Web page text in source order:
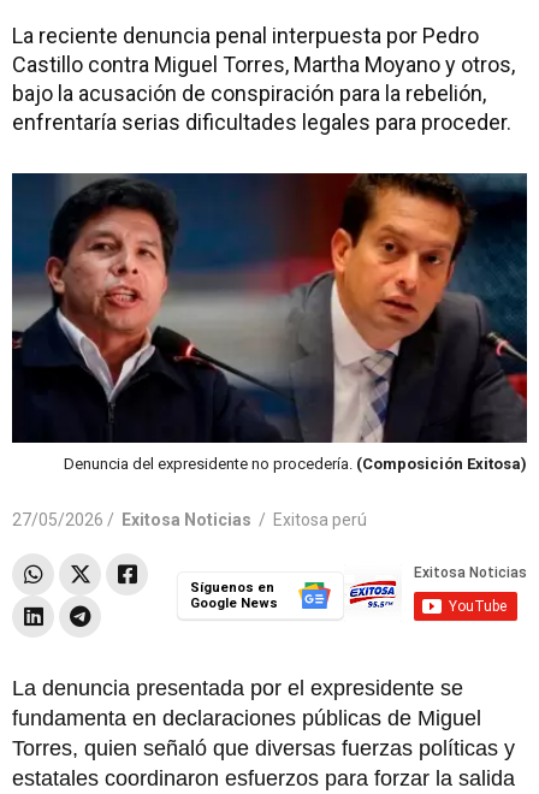
La reciente denuncia penal interpuesta por Pedro
Castillo contra Miguel Torres, Martha Moyano y otros,
bajo la acusación de conspiración para la rebelión,
enfrentaría serias dificultades legales para proceder.
Denuncia del expresidente no procedería. (Composición Exitosa)
27/05/2026 / Exitosa Noticias / Exitosa perú
Síguenos en
Google News
La denuncia presentada por el expresidente se
fundamenta en declaraciones públicas de Miguel
Torres, quien señaló que diversas fuerzas políticas y
estatales coordinaron esfuerzos para forzar la salida